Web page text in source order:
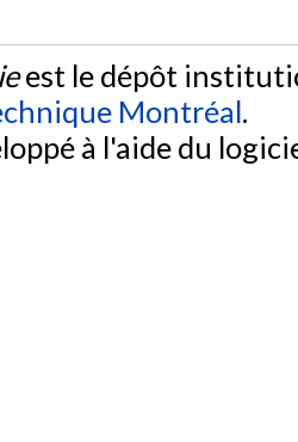
est le dépôt
Montréal.
à l'aide du